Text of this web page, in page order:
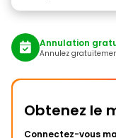
Annulation
Annulez
Obtenez le
Connectez-vous